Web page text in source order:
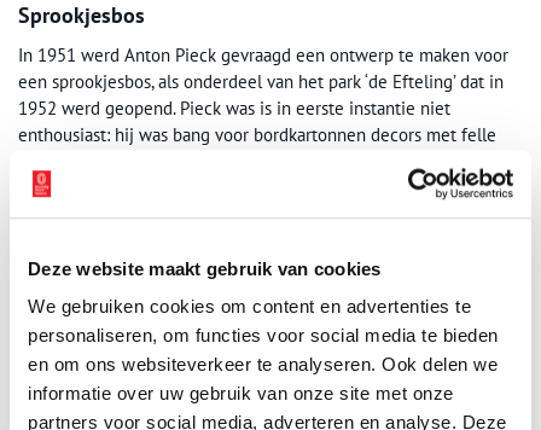
Deze website maakt gebruik van cookies
We gebruiken cookies om content en advertenties te
personaliseren, om functies voor social media te bieden
en om ons websiteverkeer te analyseren. Ook delen we
informatie over uw gebruik van onze site met onze
partners voor social media, adverteren en analyse. Deze
Sprookjesbos
In 1951 werd Anton Pieck gevraagd een ontwerp te maken voor
een sprookjesbos, als onderdeel van het park ‘de Efteling’ dat in
1952 werd geopend. Pieck was is in eerste instantie niet
enthousiast: hij was bang voor bordkartonnen decors met felle
werden uitgevoerd en hij de vrije hand had in het ontwerp, nam
hij de opdracht aan. Vervolgens ontwierp hij niet alleen de
de tegelvloeren en nog veel meer. Pieck bleef ruim twintig jaar
ontwerper van de Efteling en bleef daarna tot aan zijn dood als
adviseur bij het park betrokken. Het werd uiteindelijk zijn
bekendste werk.